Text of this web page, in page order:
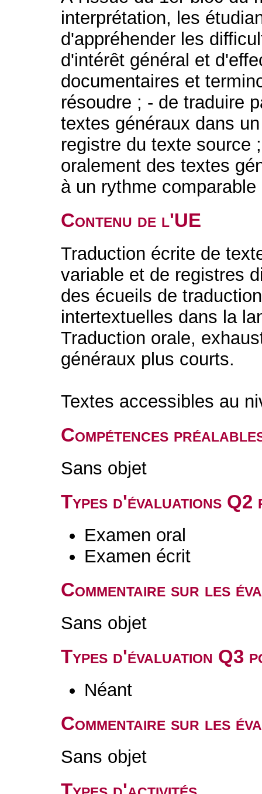
interprétation, les
d'appréhender les
d'intérêt général et
documentaires et
résoudre ; - de traduire
textes généraux dans
registre du texte source
oralement des textes
à un rythme
Contenu de l'UE
Traduction écrite de
variable et de registres
des écueils de
intertextuelles dans la
Traduction orale,
généraux plus courts.
Textes accessibles au
Compétences
Sans objet
Types d'évaluations
Examen oral
Examen écrit
Commentaire sur les
Sans objet
Types d'évaluation Q3
Néant
Commentaire sur les
Sans objet